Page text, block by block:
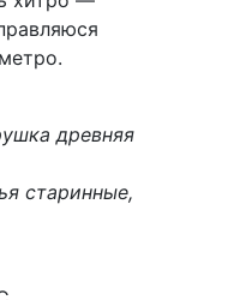
древняя
старинные,